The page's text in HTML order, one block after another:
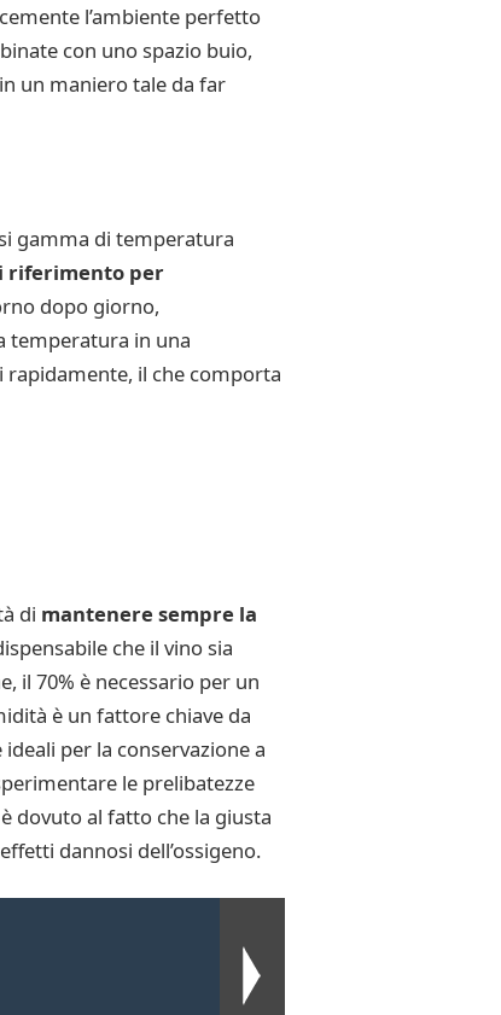
l’ambiente perfetto
con uno spazio buio,
un maniero tale da far
gamma di temperatura
riferimento per
dopo giorno,
temperatura in una
il che comporta
di mantenere sempre la
che il vino sia
il 70% è necessario per un
è un fattore chiave da
per la conservazione a
le prelibatezze
dovuto al fatto che la giusta
dannosi dell’ossigeno.